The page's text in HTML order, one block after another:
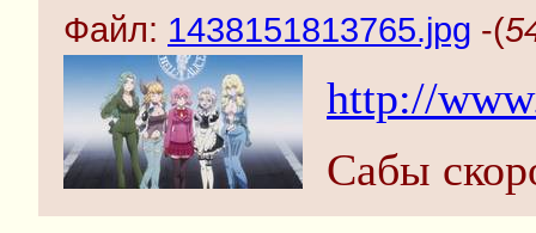
Файл: 1438151813765.jpg -(
http://
Сабы